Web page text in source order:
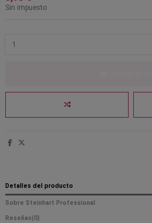
Sin impuesto
Detalles del producto
Sobre Steinhart Professional
Reseñas(0)